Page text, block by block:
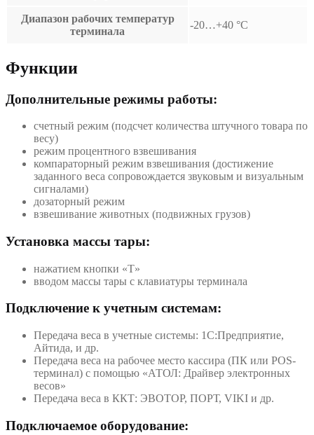
Диапазон рабочих температур
терминала
-20…+40 °С
Функции
Дополнительные режимы работы:
счетный режим (подсчет количества штучного товара по
весу)
режим процентного взвешивания
компараторный режим взвешивания (достижение
заданного веса сопровождается звуковым и визуальным
сигналами)
дозаторный режим
взвешивание животных (подвижных грузов)
Установка массы тары:
нажатием кнопки «T»
вводом массы тары с клавиатуры терминала
Подключение к учетным системам:
Передача веса в учетные системы: 1С:Предприятие,
Айтида, и др.
Передача веса на рабочее место кассира (ПК или POS-
терминал) с помощью «АТОЛ: Драйвер электронных
весов»
Передача веса в ККТ: ЭВОТОР, ПОРТ, VIKI и др.
Подключаемое оборудование: